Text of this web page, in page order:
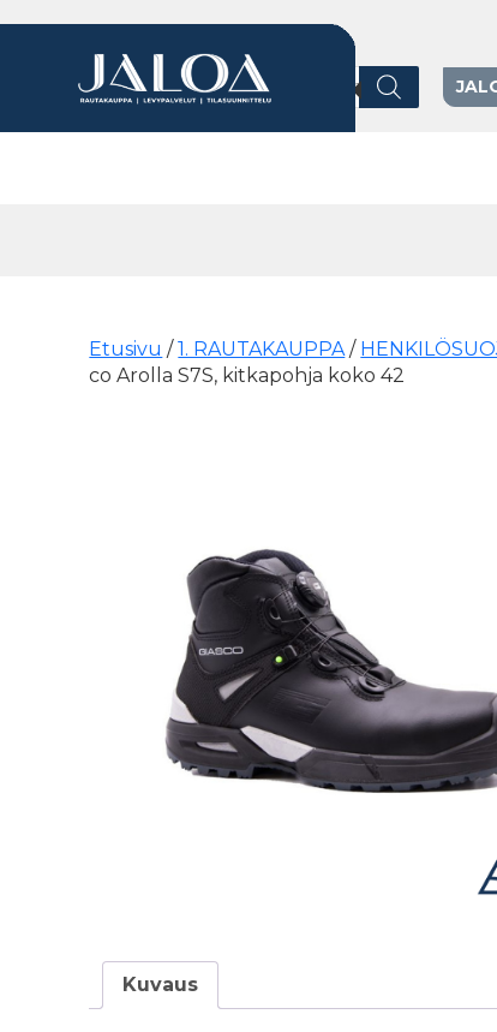
Products search
Etusivu /1. RAUTAKAUPPA /
co Arolla S7S, kitkapohja koko 42
Kuvaus